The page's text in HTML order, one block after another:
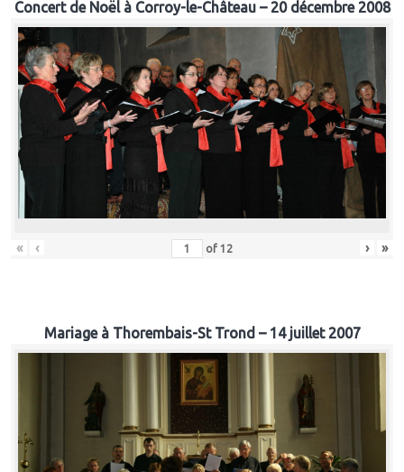
Concert de Noël à Corroy-le-Château – 20 décembre 2008
« ‹ of 12 › »
Mariage à Thorembais-St Trond – 14 juillet 2007